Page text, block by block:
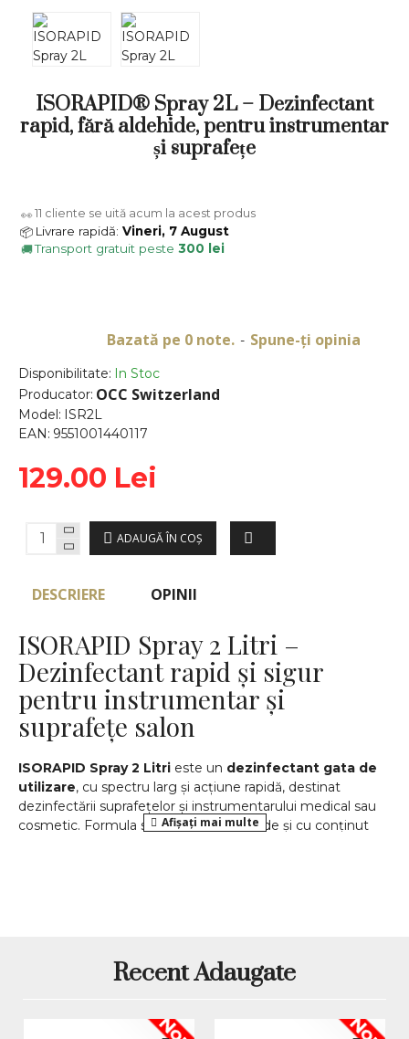
ISORAPID® Spray 2L – Dezinfectant
rapid, fără aldehide, pentru instrumentar
și suprafețe
Disponibilitate: In Stoc
Producator: OCC Switzerland
Model: ISR2L
EAN: 9551001440117
Bazată pe 0 note. - Spune-ţi opinia
129.00 Lei
ADAUGĂ ÎN COŞ
👀 11 cliente se uită acum la acest produs
📦 Livrare rapidă: Vineri, 7 August
🚚Transport gratuit peste 300 lei
DESCRIERE OPINII
ISORAPID Spray 2 Litri –
Dezinfectant rapid și sigur
pentru instrumentar și
suprafețe salon
ISORAPID Spray 2 Litri este un dezinfectant gata de
utilizare, cu spectru larg și acțiune rapidă, destinat
dezinfectării suprafețelor și instrumentarului medical sau
cosmetic. Formula sa unică, fără aldehide și cu conținut
pașii recomandați pentru curățare, dezinfecție și sterilizare
a instrumentarului, poți consulta ghidul nostru dedicat de
Recent Adaugate